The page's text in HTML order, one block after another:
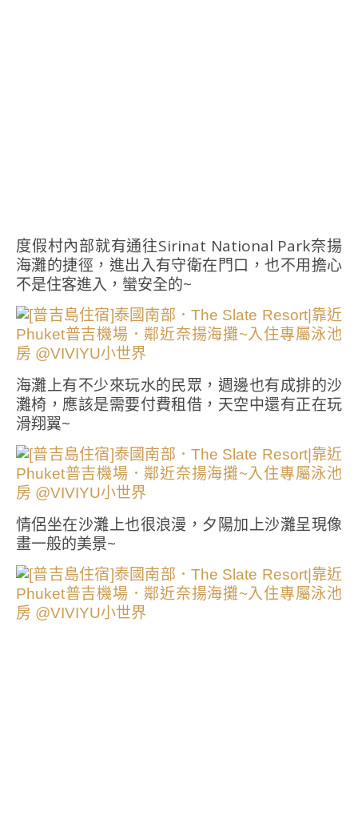
度假村內部就有通往Sirinat National Park奈揚
海灘的捷徑，進出入有守衛在門口，也不用擔心
不是住客進入，蠻安全的~
海灘上有不少來玩水的民眾，週邊也有成排的沙
灘椅，應該是需要付費租借，天空中還有正在玩
滑翔翼~
情侶坐在沙灘上也很浪漫，夕陽加上沙灘呈現像
畫一般的美景~